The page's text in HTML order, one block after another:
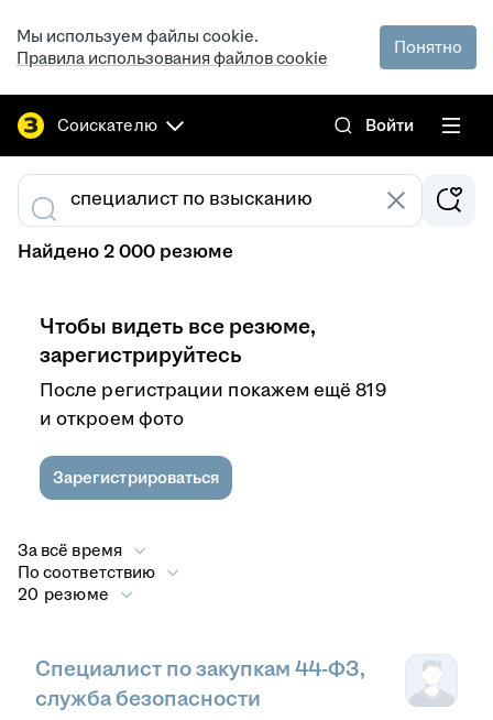
Мы используем файлы cookie.
Правила использования файлов cookie
Понятно
Соискателю Войти
Найдено 2 000 резюме
Чтобы видеть все резюме,
зарегистрируйтесь
После регистрации покажем ещё 819
и откроем фото
Зарегистрироваться
За всё время
По соответствию
20 резюме
Специалист по закупкам 44-ФЗ,
служба безопасности